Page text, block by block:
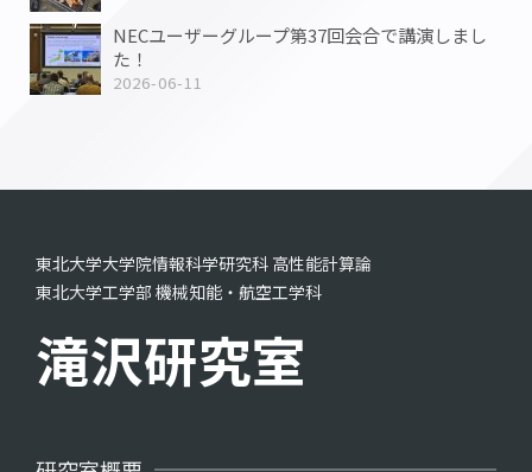
NECユーザーグループ第37回会合で講演しまし
た！
2026-06-11
東北大学大学院情報科学研究科 高性能計算論
東北大学工学部 機械知能・航空工学科
滝沢研究室